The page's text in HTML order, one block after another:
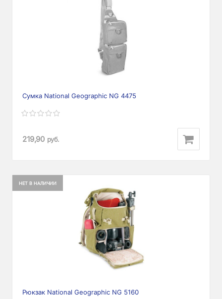
Сумка National Geographic NG 4475
219,90 руб.
НЕТ В НАЛИЧИИ
Рюкзак National Geographic NG 5160